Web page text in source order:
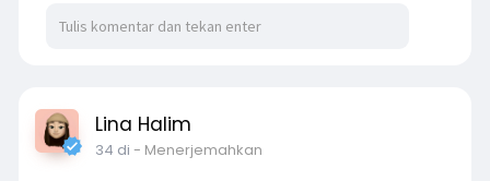
Lina Halim
34 di - Menerjemahkan